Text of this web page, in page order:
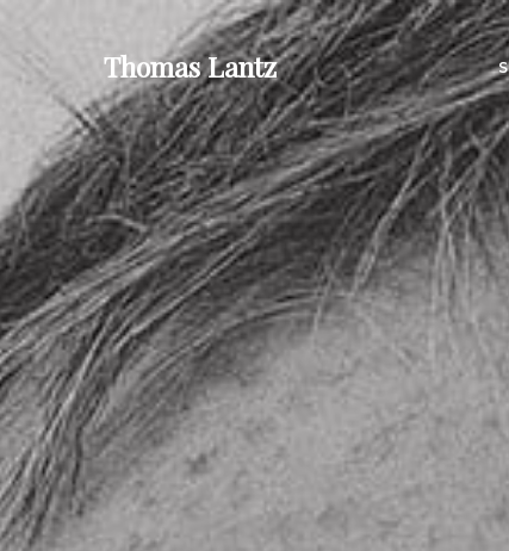
Thomas Lantz